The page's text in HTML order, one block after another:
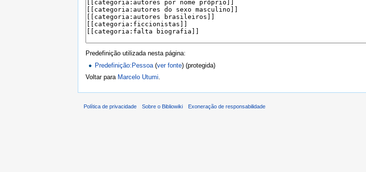
Predefinição utilizada nesta página:
Predefinição:Pessoa (ver fonte) (protegida)
Voltar para Marcelo Utumi.
Política de privacidade Sobre o Bibliowiki Exoneração de responsabilidade